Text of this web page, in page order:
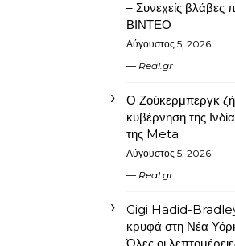
– Συνεχείς βλάβες
ΒΙΝΤΕΟ
Αύγουστος 5, 2026
Real.gr
Ο Ζούκερμπεργκ
κυβέρνηση της
της Meta
Αύγουστος 5, 2026
Real.gr
Gigi Hadid-
κρυφά στη Νέα